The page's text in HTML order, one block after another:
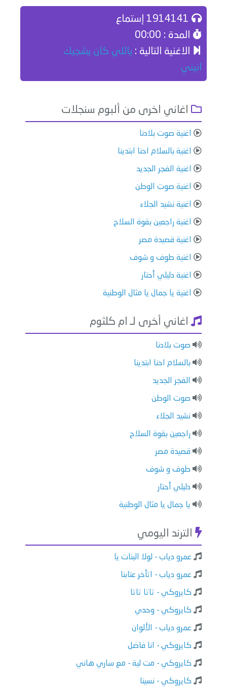
المدة : 00:00
الاغنية التالية : ياللي كان يشجيك
انيني
اغاني اخرى من ألبوم سنجلات
اغنية صوت بلادنا
اغنية بالسلام احنا ابتدينا
اغنية الفجر الجديد
اغنية صوت الوطن
اغنية نشيد الجلاء
اغنية راجعين بقوة السلاح
اغنية قصيدة مصر
اغنية طوف و شوف
اغنية دليلي أحتار
اغنية يا جمال يا مثال الوطنية
اغاني أخرى لـ ام كلثوم
صوت بلادنا
بالسلام احنا ابتدينا
الفجر الجديد
صوت الوطن
نشيد الجلاء
راجعين بقوة السلاح
قصيدة مصر
طوف و شوف
دليلي أحتار
يا جمال يا مثال الوطنية
الترند اليومي
عمرو دياب - لولا البنات يا
عمرو دياب - اتأخر عتابنا
كايروكي - تاتا تاتا
كايروكي - وحدي
عمرو دياب - الألوان
كايروكي - انا فاضل
كايروكي - مت لية - مع ساري هاني
كايروكي - نسينا